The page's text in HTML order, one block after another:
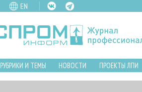
EN
РУБРИКИ И ТЕМЫ НОВОСТИ ПРОЕКТЫ ЛПИ